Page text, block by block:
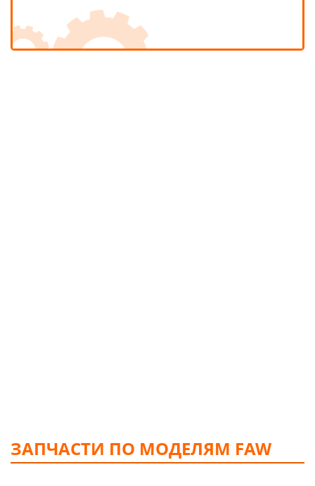
ЗАПЧАСТИ ПО МОДЕЛЯМ FAW